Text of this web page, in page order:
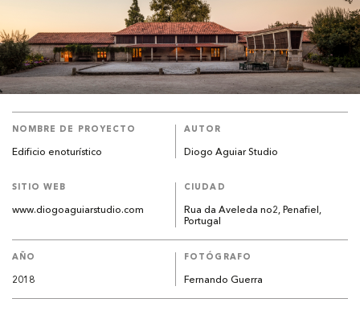
NOMBRE DE PROYECTO
Edificio enoturístico
AUTOR
Diogo Aguiar Studio
SITIO WEB
www.diogoaguiarstudio.com
CIUDAD
Rua da Aveleda no2, Penafiel,
Portugal
AÑO
2018
FOTÓGRAFO
Fernando Guerra